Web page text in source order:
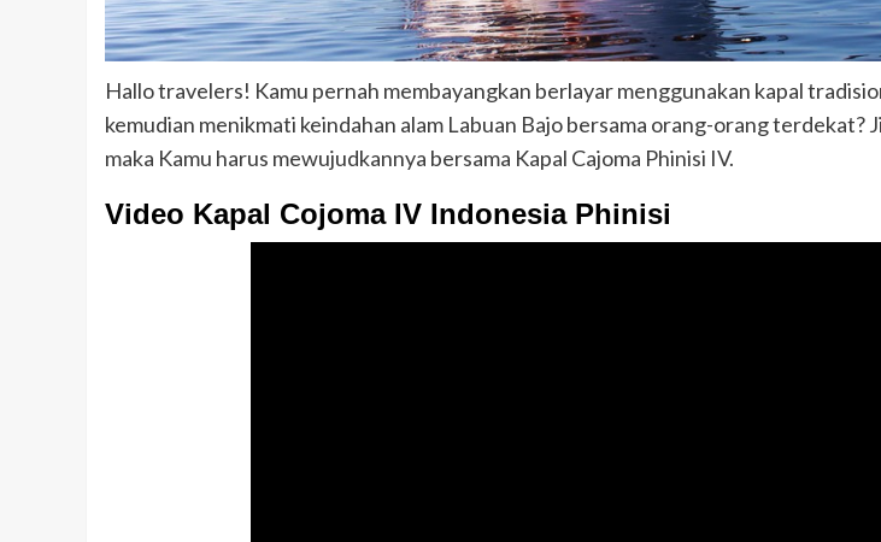
Hallo travelers! Kamu pernah membayangkan berlayar menggunakan kapal
kemudian menikmati keindahan alam Labuan Bajo bersama orang-orang terdekat?
maka Kamu harus mewujudkannya bersama Kapal Cajoma Phinisi IV.
Video Kapal Cojoma IV Indonesia Phinisi